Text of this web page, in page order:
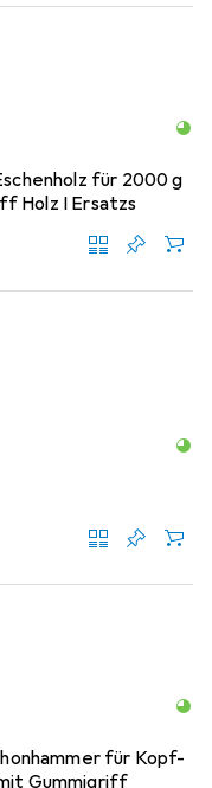
für 2000 g
Holz I Ersatzs
für Kopf-
Gummigriff